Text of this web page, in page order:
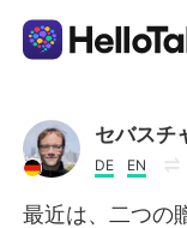
Dil Değişimi
AI Grammar
セバスチ
DE EN
最近は、二つの